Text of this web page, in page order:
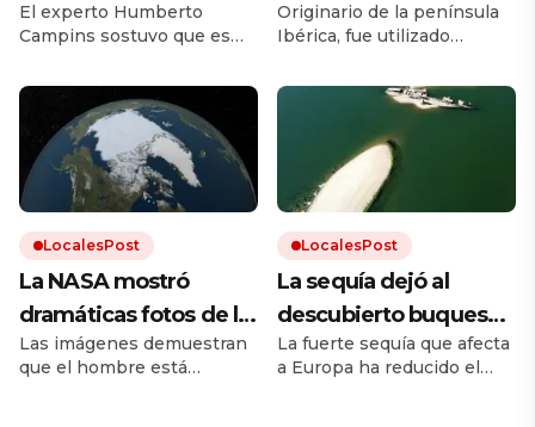
humanidad debe
prepararse para el
impacto de un
asteroide: «Volverá a
ocurrir»
El experto Humberto
Campins sostuvo que es
de defensa planetaria para
evitar un fenómeno como
el que extinguió a los
dinosaurios.
en los campos y que
está en proceso de
recuperación
Originario de la península
Ibérica, fue utilizado
de trabajo. Debido a los
cruces con otras razas y a la
falta de un estándar oficial,
el dogo español estuvo al
borde la extinción.
LocalesPost
La NASA mostró
dramáticas fotos de la
Tierra antes y después
del cambio climático
Las imágenes demuestran
que el hombre está
LocalesPost
La sequía dejó al
descubierto buques
de guerra nazis
hundidos en un río
La fuerte sequía que afecta
a Europa ha reducido el